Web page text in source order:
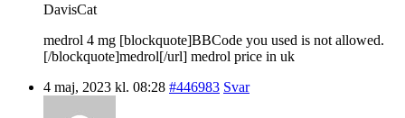
DavisCat
medrol 4 mg [blockquote]BBCode you used is not allowed.
[/blockquote]medrol[/url] medrol price in uk
4 maj, 2023 kl. 08:28 #446983 Svar